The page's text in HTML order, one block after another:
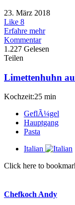
23. März 2018
Like 8
Erfahre mehr
Kommentar
1.227 Gelesen
Teilen
Limettenhuhn
Kochzeit:25 min
GeflÃ¼gel
Hauptgang
Pasta
Italian
Click here to
Chefkoch Andy